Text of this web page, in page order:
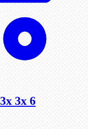
3x 6